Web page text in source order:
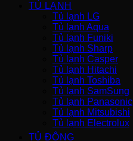
TỦ LẠNH
Tủ lạnh LG
Tủ lạnh Aqua
Tủ lạnh Funiki
Tủ lạnh Sharp
Tủ lạnh Casper
Tủ lạnh Hitachi
Tủ lạnh Toshiba
Tủ lạnh SamSung
Tủ lạnh Panasonic
Tủ lạnh Mitsubishi
Tủ lạnh Electrolux
TỦ ĐÔNG